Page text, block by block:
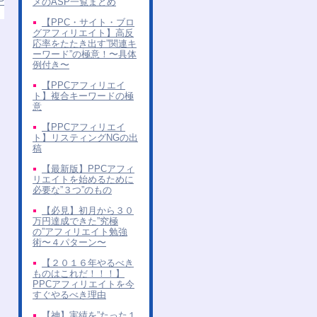
【PPC・サイト・ブロ
グアフィリエイト】高反
応率をたたき出す”関連キ
ーワード”の極意！〜具体
例付き〜
【PPCアフィリエイ
ト】複合キーワードの極
意
【PPCアフィリエイ
ト】リスティングNGの出
稿
【最新版】PPCアフィ
リエイトを始めるために
必要な”３つ”のもの
【必見】初月から３０
万円達成できた”究極
の”アフィリエイト勉強
術〜４パターン〜
【２０１６年やるべき
ものはこれだ！！！】
PPCアフィリエイトを今
すぐやるべき理由